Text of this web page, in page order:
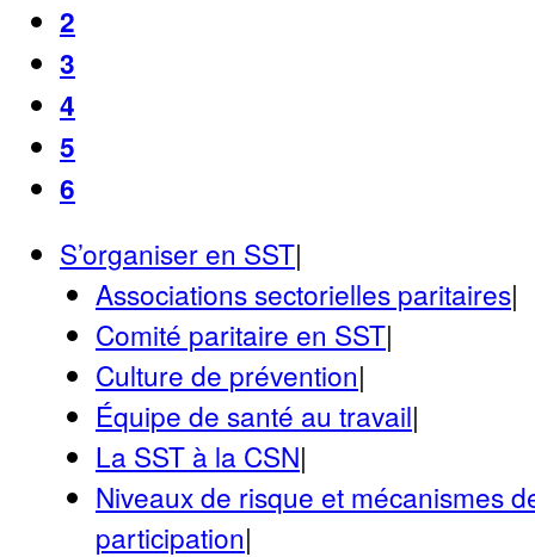
2
3
4
5
6
S’organiser en SST|
Associations sectorielles paritaires|
Comité paritaire en SST|
Culture de prévention|
Équipe de santé au travail|
La SST à la CSN|
Niveaux de risque et mécanismes
participation|